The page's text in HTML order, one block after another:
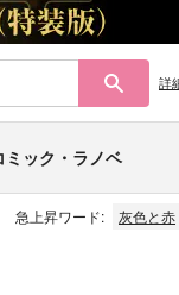
詳
ミック・ラノベ
急上昇ワード: 灰色と赤